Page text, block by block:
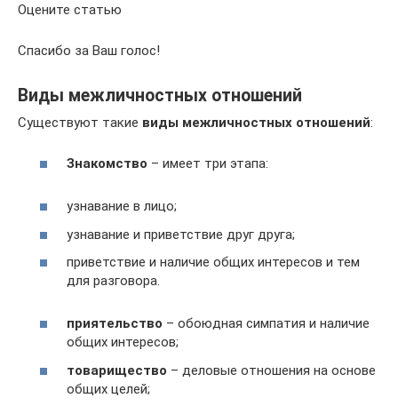
Оцените статью
Спасибо за Ваш голос!
Виды межличностных отношений
Существуют такие виды межличностных отношений:
Знакомство – имеет три этапа:
узнавание в лицо;
узнавание и приветствие друг друга;
приветствие и наличие общих интересов и тем
для разговора.
приятельство – обоюдная симпатия и наличие
общих интересов;
товарищество – деловые отношения на основе
общих целей;